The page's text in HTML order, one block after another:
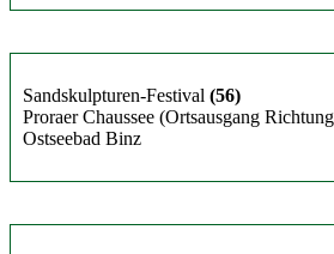
Sandskulpturen-Festival (56)
Proraer Chaussee (Ortsausgang
Ostseebad Binz